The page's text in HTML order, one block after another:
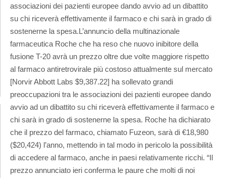
associazioni dei pazienti europee dando avvio ad un dibattito
su chi riceverà effettivamente il farmaco e chi sarà in grado di
sostenerne la spesa.L’annuncio della multinazionale
farmaceutica Roche che ha reso che nuovo inibitore della
fusione T-20 avrà un prezzo oltre due volte maggiore rispetto
al farmaco antiretrovirale più costoso attualmente sul mercato
[Norvir Abbott Labs $9,387.22] ha sollevato grandi
preoccupazioni tra le associazioni dei pazienti europee dando
avvio ad un dibattito su chi riceverà effettivamente il farmaco e
chi sarà in grado di sostenerne la spesa. Roche ha dichiarato
che il prezzo del farmaco, chiamato Fuzeon, sarà di €18,980
($20,424) l’anno, mettendo in tal modo in pericolo la possibilità
di accedere al farmaco, anche in paesi relativamente ricchi. “Il
prezzo annunciato ieri conferma le paure che molti di noi